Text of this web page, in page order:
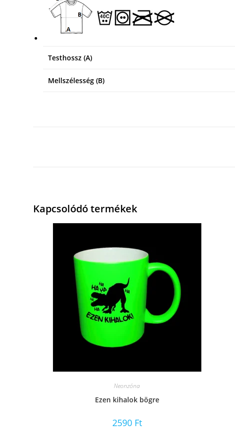
Testhossz (A)
Mellszélesség (B)
Kapcsolódó termékek
Neonzóna
Ezen kihalok bögre
2590 Ft